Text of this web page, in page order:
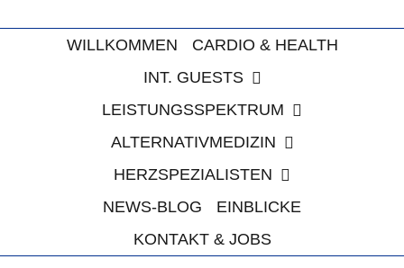
Inhalt
WILLKOMMEN
CARDIO & HEALTH
INT. GUESTS
LEISTUNGSSPEKTRUM
ALTERNATIVMEDIZIN
HERZSPEZIALISTEN
NEWS-BLOG
EINBLICKE
KONTAKT & JOBS